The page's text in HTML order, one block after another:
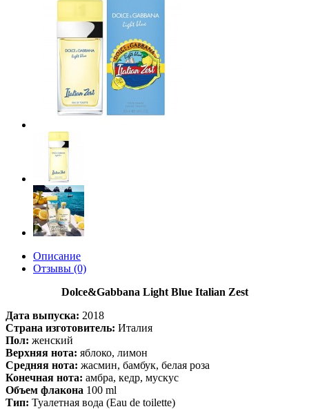
Описание
Отзывы (0)
Dolce&Gabbana Light Blue Italian Zest
Дата выпуска: 2018
Страна изготовитель: Италия
Пол: женский
Верхняя нота: яблоко, лимон
Средняя нота: жасмин, бамбук, белая роза
Конечная нота: амбра, кедр, мускус
Объем флакона 100 ml
Тип: Туалетная вода (Eau de toilette)